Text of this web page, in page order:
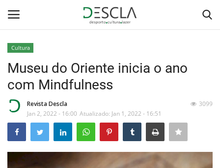
Home
...by Descla
Desporto
Contactos
Cultura
Museu do Oriente inicia o ano
com Mindfulness
Revista Descla
Jan 2, 2022 - 16:00 Atualizado: Jan 1, 2022 - 16:51
3099